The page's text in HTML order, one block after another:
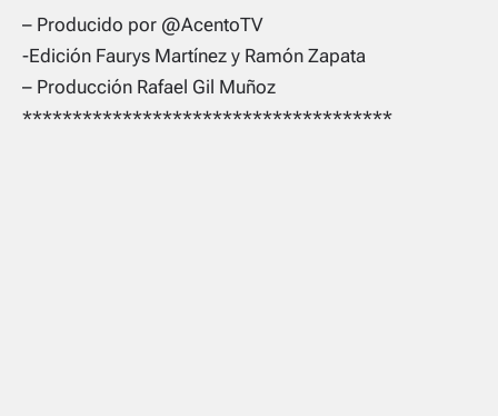
– Producido por @AcentoTV
-Edición Faurys Martínez y Ramón Zapata
– Producción Rafael Gil Muñoz
*************************************